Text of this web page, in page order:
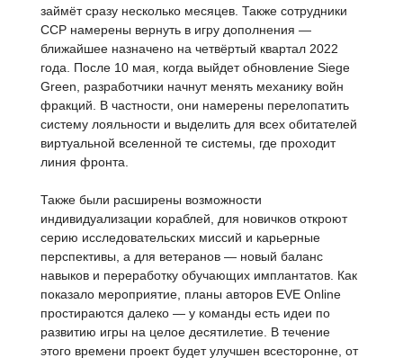
займёт сразу несколько месяцев. Также сотрудники
CCP намерены вернуть в игру дополнения —
ближайшее назначено на четвёртый квартал 2022
года. После 10 мая, когда выйдет обновление Siege
Green, разработчики начнут менять механику войн
фракций. В частности, они намерены перелопатить
систему лояльности и выделить для всех обитателей
виртуальной вселенной те системы, где проходит
линия фронта.
Также были расширены возможности
индивидуализации кораблей, для новичков откроют
серию исследовательских миссий и карьерные
перспективы, а для ветеранов — новый баланс
навыков и переработку обучающих имплантатов. Как
показало мероприятие, планы авторов EVE Online
простираются далеко — у команды есть идеи по
развитию игры на целое десятилетие. В течение
этого времени проект будет улучшен всесторонне, от